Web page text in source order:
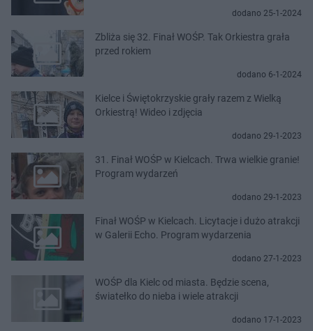
dodano 25-1-2024
Zbliża się 32. Finał WOŚP. Tak Orkiestra grała
przed rokiem
dodano 6-1-2024
Kielce i Świętokrzyskie grały razem z Wielką
Orkiestrą! Wideo i zdjęcia
dodano 29-1-2023
31. Finał WOŚP w Kielcach. Trwa wielkie granie!
Program wydarzeń
dodano 29-1-2023
Finał WOŚP w Kielcach. Licytacje i dużo atrakcji
w Galerii Echo. Program wydarzenia
dodano 27-1-2023
WOŚP dla Kielc od miasta. Będzie scena,
światełko do nieba i wiele atrakcji
dodano 17-1-2023